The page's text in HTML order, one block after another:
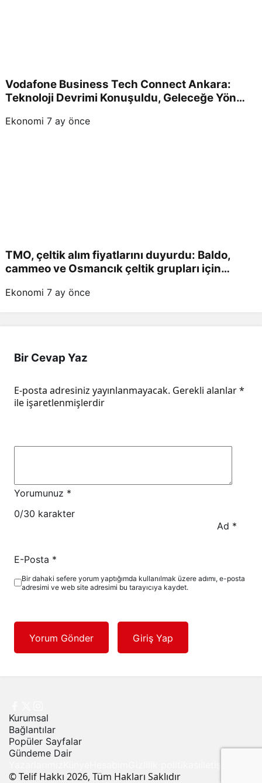
Vodafone Business Tech Connect Ankara:
Teknoloji Devrimi Konuşuldu, Geleceğe Yön
Ekonomi 7 ay önce
TMO, çeltik alım fiyatlarını duyurdu: Baldo,
cammeo ve Osmancık çeltik grupları için
Ekonomi 7 ay önce
Bir Cevap Yaz
E-posta adresiniz yayınlanmayacak. Gerekli alanlar*
ile işaretlenmişlerdir
Yorumunuz *
0/30 karakter
Ad *
E-Posta *
Bir dahaki sefere yorum yaptığımda kullanılmak üzere adımı, e-posta
adresimi ve web site adresimi bu tarayıcıya kaydet.
Yorum Gönder Giriş Yap
Kurumsal
Bağlantılar
Popüler Sayfalar
Gündeme Dair
© Telif Hakkı 2026, Tüm Hakları Saklıdır